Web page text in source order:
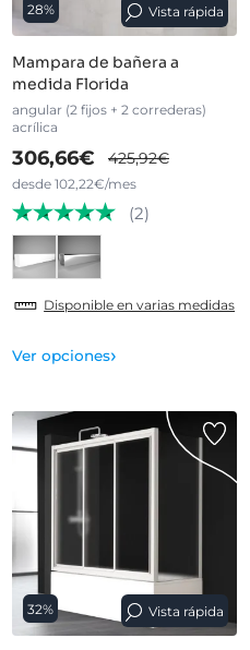
28% Vista rápida
Mampara de bañera a
medida Florida
angular (2 fijos + 2 correderas)
acrílica
306,66€ 425,92€
desde 102,22€/mes
(2)
Disponible en varias medidas
Ver opciones›
32% Vista rápida